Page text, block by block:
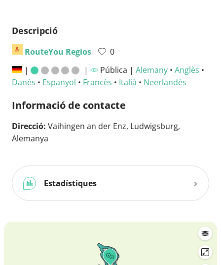
Descripció
RouteYou Regios
0
|
| Pública | Alemany• Anglès •
Danès • Espanyol • Francès • Italià • Neerlandès
Informació de contacte
Direcció: Vaihingen an der Enz, Ludwigsburg,
Alemanya
Estadístiques